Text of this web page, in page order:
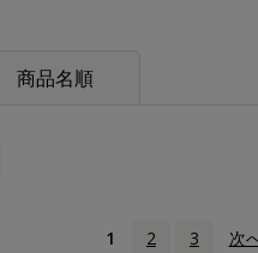
商品名順
1 2 3 次